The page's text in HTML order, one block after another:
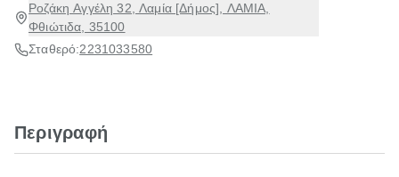
Ροζάκη Αγγέλη 32, Λαμία [Δήμος], ΛΑΜΙΑ,
Φθιώτιδα, 35100
Σταθερό:2231033580
Περιγραφή